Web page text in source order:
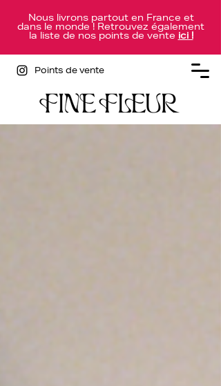
Points de vente
Nous livrons partout en France et
dans le monde ! Retrouvez également
la liste de nos points de vente ici !